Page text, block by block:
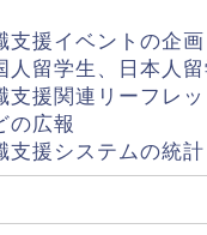
支援イベントの企
人留学生、日本人
支援関連リーフレ
の広報
支援システムの統